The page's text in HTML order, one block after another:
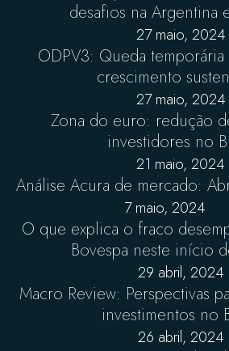
desafios na Argentina
27 maio, 2024
ODPV3: Queda
crescimento
27 maio, 2024
Zona do euro: redução
investidores no
21 maio, 2024
Análise Acura de mercado:
7 maio, 2024
O que explica o fraco
Bovespa neste início
29 abril, 2024
Macro Review: Perspectivas
investimentos no
26 abril, 2024